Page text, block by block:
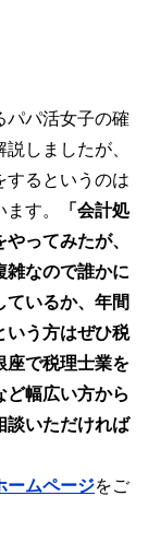
パパ活女子の確
しましたが、
するというのは
す。
「会計処
ってみたが、
雑なので誰かに
ているか、年間
いう方はぜひ税
座で税理士業を
ど幅広い方から
談いただければ
ームページをご